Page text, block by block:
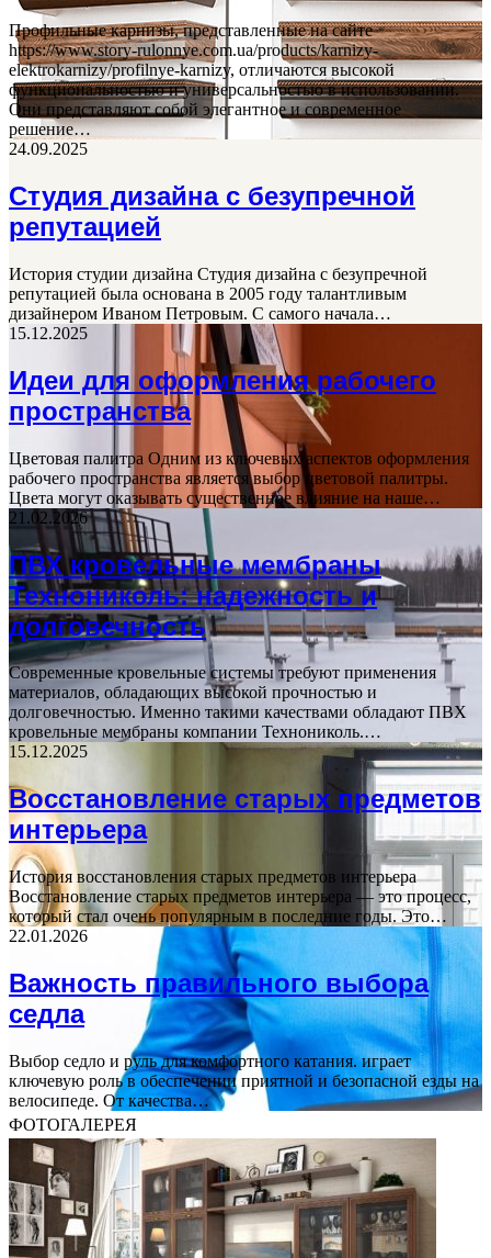
Профильные карнизы, представленные на сайте
https://www.story-rulonnye.com.ua/products/karnizy-
elektrokarnizy/profilnye-karnizy, отличаются высокой
функциональностью и универсальностью в использовании.
Они представляют собой элегантное и современное
решение…
24.09.2025
Студия дизайна с безупречной
репутацией
История студии дизайна Студия дизайна с безупречной
репутацией была основана в 2005 году талантливым
дизайнером Иваном Петровым. С самого начала…
15.12.2025
Идеи для оформления рабочего
пространства
Цветовая палитра Одним из ключевых аспектов оформления
рабочего пространства является выбор цветовой палитры.
Цвета могут оказывать существенное влияние на наше…
21.02.2026
ПВХ кровельные мембраны
Технониколь: надежность и
долговечность
Современные кровельные системы требуют применения
материалов, обладающих высокой прочностью и
долговечностью. Именно такими качествами обладают ПВХ
кровельные мембраны компании Технониколь.…
15.12.2025
Восстановление старых предметов
интерьера
История восстановления старых предметов интерьера
Восстановление старых предметов интерьера — это процесс,
который стал очень популярным в последние годы. Это…
22.01.2026
Важность правильного выбора
седла
Выбор седло и руль для комфортного катания. играет
ключевую роль в обеспечении приятной и безопасной езды на
велосипеде. От качества…
ФОТОГАЛЕРЕЯ